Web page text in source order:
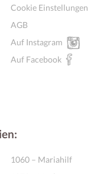
Cookie Einstellungen
AGB
Auf Instagram
Auf Facebook
1060 – Mariahilf